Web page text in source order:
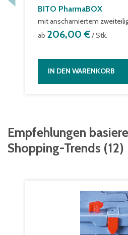
BITO PharmaBOX
mit anscharniertem
ab 206,00 €/ Stk.
IN DEN WARENKORB
Empfehlungen
Shopping-Trends (12)